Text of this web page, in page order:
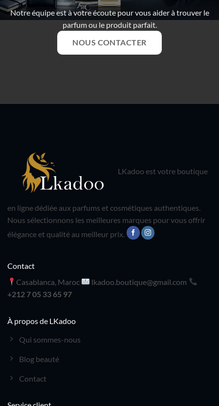
Notre équipe est à votre écoute pour vous aider à trouver le
parfum ou le produit parfait.
NOUS CONTACTER
LKadoo est votre boutique
en ligne dédiée aux parfums et cosmétiques authentiques.
Nous sélectionnons les meilleures marques pour vous offrir
élégance et qualité au meilleur prix.
À propos de LKadoo
Qui sommes-nous
Blog beauté
Contact
Contact
Casablanca, Maroc
lkadoo.boutique@gmail.com
+212 7 05 33 65 97